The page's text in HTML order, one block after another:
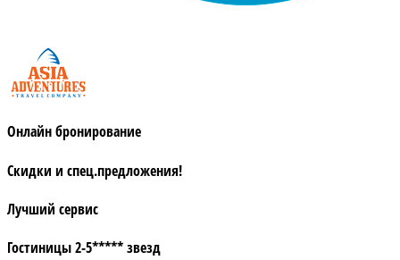
Онлайн бронирование
Скидки и спец.предложения!
Лучший сервис
Гостиницы 2-5***** звезд